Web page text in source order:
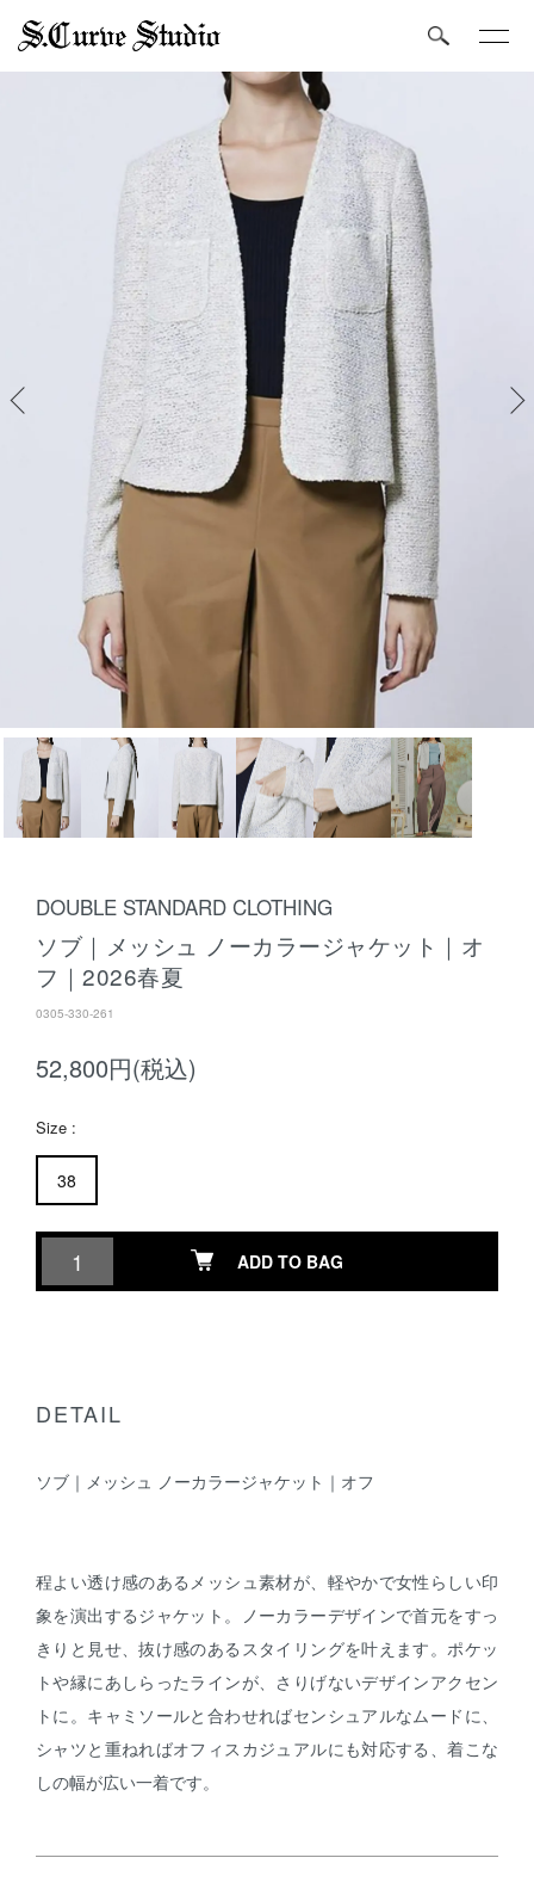
DOUBLE STANDARD CLOTHING
ソブ｜メッシュ ノーカラージャケット｜オ
フ｜2026春夏
0305-330-261
52,800円(税込)
Size :
38
ADD TO BAG
DETAIL
ソブ｜メッシュ ノーカラージャケット｜オフ
程よい透け感のあるメッシュ素材が、軽やかで女性らしい印
象を演出するジャケット。ノーカラーデザインで首元をすっ
きりと見せ、抜け感のあるスタイリングを叶えます。ポケッ
トや縁にあしらったラインが、さりげないデザインアクセン
トに。キャミソールと合わせればセンシュアルなムードに、
シャツと重ねればオフィスカジュアルにも対応する、着こな
しの幅が広い一着です。